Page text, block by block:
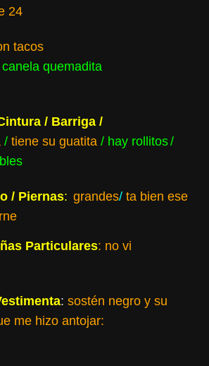
24
tacos
canela quemadita
/ Barriga /
/ tiene su guatita / hay rollitos/
/ Piernas: grandes/ ta bien ese
Particulares: no vi
: sostén negro y su
me hizo antojar: